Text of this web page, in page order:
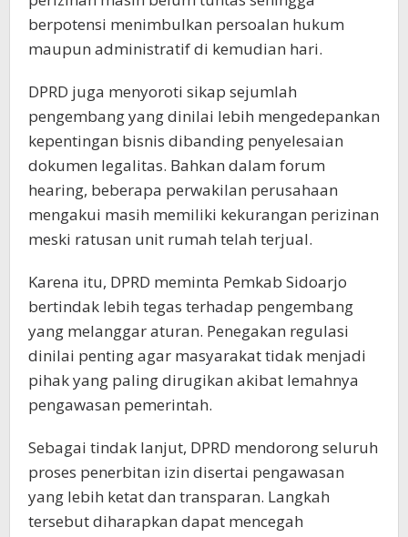
berpotensi menimbulkan persoalan hukum
maupun administratif di kemudian hari.
DPRD juga menyoroti sikap sejumlah
pengembang yang dinilai lebih mengedepankan
kepentingan bisnis dibanding penyelesaian
dokumen legalitas. Bahkan dalam forum
hearing, beberapa perwakilan perusahaan
mengakui masih memiliki kekurangan perizinan
meski ratusan unit rumah telah terjual.
Karena itu, DPRD meminta Pemkab Sidoarjo
bertindak lebih tegas terhadap pengembang
yang melanggar aturan. Penegakan regulasi
dinilai penting agar masyarakat tidak menjadi
pihak yang paling dirugikan akibat lemahnya
pengawasan pemerintah.
Sebagai tindak lanjut, DPRD mendorong seluruh
proses penerbitan izin disertai pengawasan
yang lebih ketat dan transparan. Langkah
tersebut diharapkan dapat mencegah